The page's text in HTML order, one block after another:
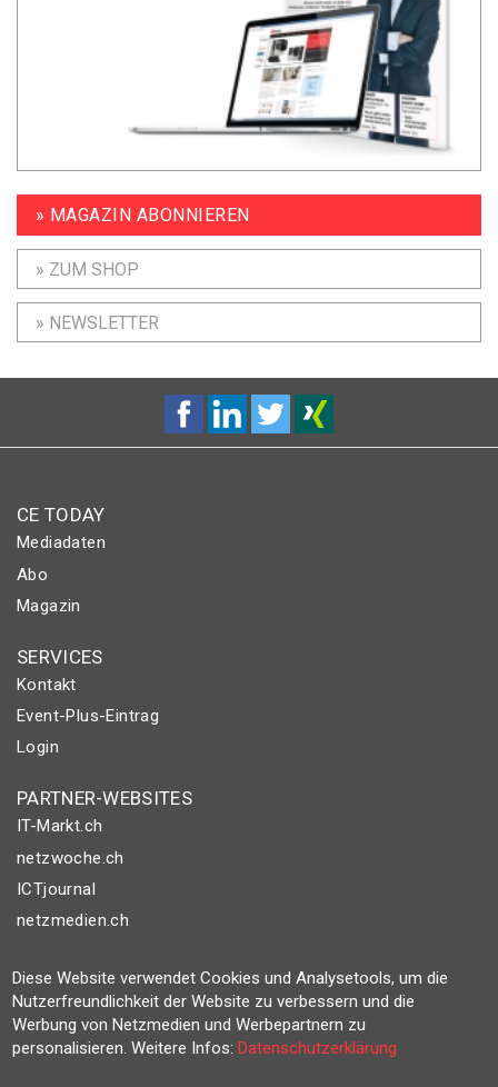
» MAGAZIN ABONNIEREN
» ZUM SHOP
» NEWSLETTER
CE TODAY
Mediadaten
Abo
Magazin
SERVICES
Kontakt
Event-Plus-Eintrag
Login
PARTNER-WEBSITES
IT-Markt.ch
netzwoche.ch
ICTjournal
netzmedien.ch
© NETZMEDIEN AG 2026
Impressum
AGB
Diese Website verwendet Cookies und Analysetools, um die
Nutzerfreundlichkeit der Website zu verbessern und die
Werbung von Netzmedien und Werbepartnern zu
personalisieren. Weitere Infos:Datenschutzerklärung